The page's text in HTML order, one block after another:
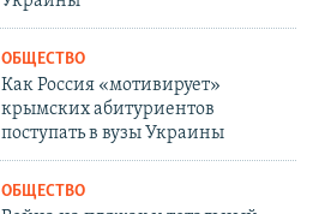
ОБЩЕСТВО
Как Россия «мотивирует»
крымских абитуриентов
поступать в вузы Украины
ОБЩЕСТВО